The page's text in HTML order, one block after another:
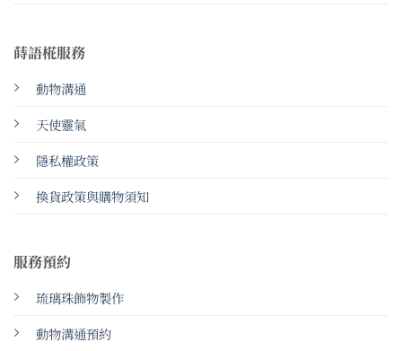
蒔語椛服務
動物溝通
天使靈氣
隱私權政策
換貨政策與購物須知
服務預約
琉璃珠飾物製作
動物溝通預約